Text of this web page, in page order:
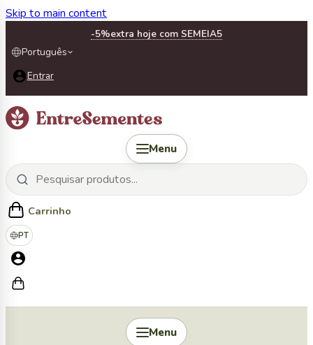
Skip to main content
-5%extra hoje com SEMEIA5
Português
Entrar
Menu
Carrinho
PT
Menu